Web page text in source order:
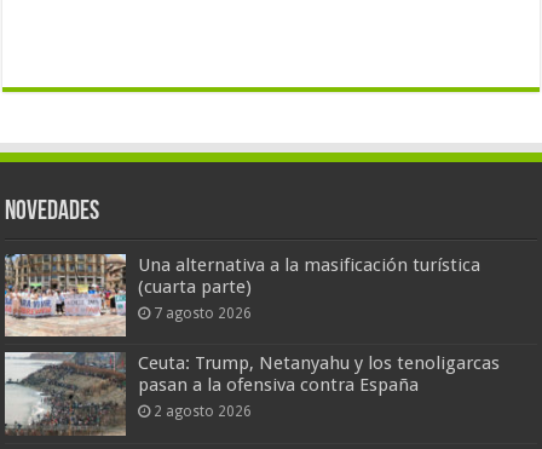
Novedades
Una alternativa a la masificación turística
(cuarta parte)
7 agosto 2026
Ceuta: Trump, Netanyahu y los tenoligarcas
pasan a la ofensiva contra España
2 agosto 2026